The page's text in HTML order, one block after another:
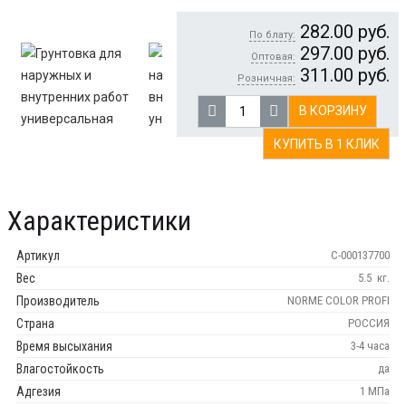
Характеристики
Артикул С-000137700
Вес кг.
5.5
Производитель NORME COLOR PROFI
Страна РОССИЯ
Время высыхания 3-4 часа
Влагостойкость да
Адгезия 1 МПа
По блату: 282.00 руб.
Оптовая: 297.00 руб.
Розничная: 311.00 руб.
В КОРЗИНУ
КУПИТЬ В 1 КЛИК